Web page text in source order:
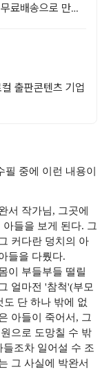
료배송으로 만나
출판콘텐츠 기업
중에 이런 내용이
서 작가님, 그곳에
들을 보게 된다. 그
커다란 덩치의 아
들을 다뤘다.
이 부들부들 떨릴
얼마전 '참척'(부모
단 하나 밖에 없
아들이 죽어서, 그
으로 도망칠 수 밖
조차 일어설 수 조
그 사실에 박완서